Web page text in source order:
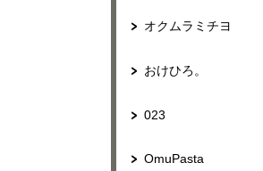
オクムラミチヨ
おけひろ。
023
OmuPasta